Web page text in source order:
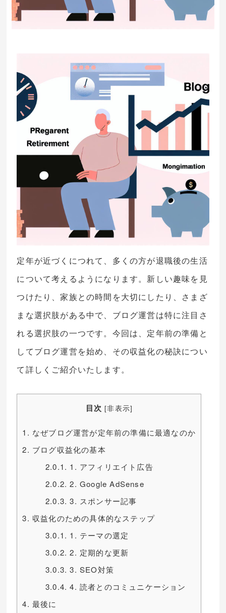
定年が近づくにつれて、多くの方が退職後の生活
について考えるようになります。新しい趣味を見
つけたり、家族との時間を大切にしたり、さまざ
まな選択肢がある中で、ブログ運営は特に注目さ
れる選択肢の一つです。今回は、定年前の準備と
してブログ運営を始め、その収益化の秘訣につい
て詳しくご紹介いたします。
目次 [非表示]
1. なぜブログ運営が定年前の準備に最適なのか
2. ブログ収益化の基本
2.0.1. 1. アフィリエイト広告
2.0.2. 2. Google AdSense
2.0.3. 3. スポンサー記事
3. 収益化のための具体的なステップ
3.0.1. 1. テーマの選定
3.0.2. 2. 定期的な更新
3.0.3. 3. SEO対策
3.0.4. 4. 読者とのコミュニケーション
4. 最後に